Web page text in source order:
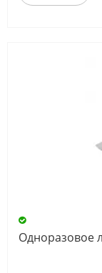
Одноразовое